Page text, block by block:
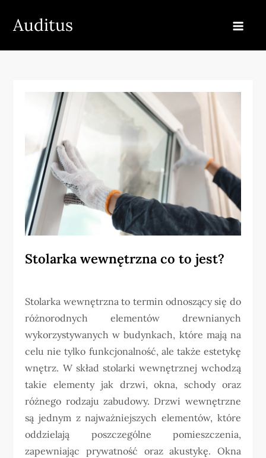
Auditus
Stolarka wewnętrzna co to jest?
Stolarka wewnętrzna to termin odnoszący się do
różnorodnych elementów drewnianych
wykorzystywanych w budynkach, które mają na
celu nie tylko funkcjonalność, ale także estetykę
wnętrz. W skład stolarki wewnętrznej wchodzą
takie elementy jak drzwi, okna, schody oraz
różnego rodzaju zabudowy. Drzwi wewnętrzne
są jednym z najważniejszych elementów, które
oddzielają poszczególne pomieszczenia,
zapewniając prywatność oraz akustykę. Okna